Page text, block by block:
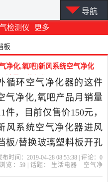
检测仪 更多
导航
板
净化,氧吧]新风系统空气净化
销量11件仅售150元
循环空气净化器的这件
气净化,氧吧产品月销量
件，目前仅售价150元，
风系统空气净化器进风
板/替换玻璃塑料板开孔
制珂琳尼尔是2019年外
布时间：2019-04-28 08:53:38 | 评论： 0
| 浏览： 59| 话题： 生活电器
空气净